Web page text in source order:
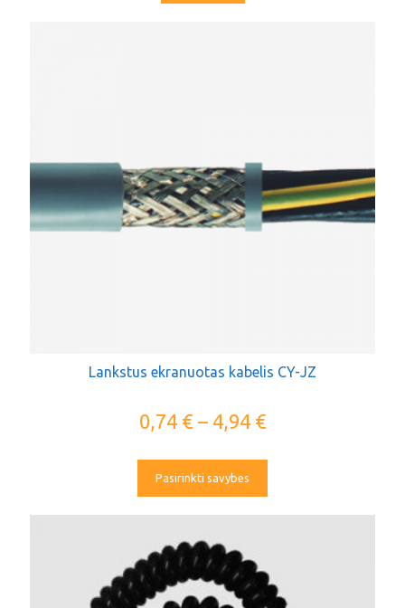
Lankstus ekranuotas kabelis CY-JZ
0,74 €– 4,94 €
Pasirinkti savybes